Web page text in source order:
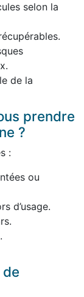
selon la
de la
prendre
?
:
ou
d’usage.